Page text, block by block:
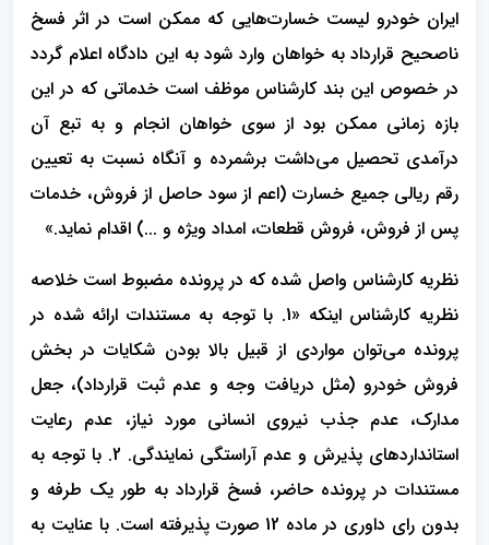
ایران خودرو لیست خسارت‌هایی که ممکن است در اثر فسخ
ناصحیح قرارداد به خواهان وارد شود به این دادگاه اعلام گردد
در خصوص این بند کارشناس موظف است خدماتی که در این
بازه زمانی ممکن بود از سوی خواهان انجام و به تبع آن
درآمدی تحصیل می‌داشت برشمرده و آنگاه نسبت به تعیین
رقم ریالی جمیع خسارت (اعم از سود حاصل از فروش، خدمات
پس از فروش، فروش قطعات، امداد ویژه و ...) اقدام نماید.»
نظریه کارشناس واصل شده که در پرونده مضبوط است خلاصه
نظریه کارشناس اینکه «1. با توجه به مستندات ارائه شده در
پرونده می‌توان مواردی از قبیل بالا بودن شکایات در بخش
فروش خودرو (مثل دریافت وجه و عدم ثبت قرارداد)، جعل
مدارک، عدم جذب نیروی انسانی مورد نیاز، عدم رعایت
استانداردهای پذیرش و عدم آراستگی نمایندگی. 2. با توجه به
مستندات در پرونده حاضر، فسخ قرارداد به طور یک طرفه و
بدون رای داوری در ماده 12 صورت پذیرفته است. با عنایت به